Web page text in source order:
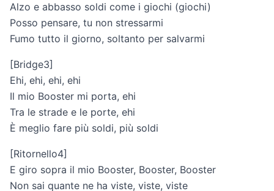
Alzo e abbasso soldi come i giochi (giochi)
Posso pensare, tu non stressarmi
Fumo tutto il giorno, soltanto per salvarmi
[Bridge3]
Ehi, ehi, ehi, ehi
Il mio Booster mi porta, ehi
Tra le strade e le porte, ehi
È meglio fare più soldi, più soldi
[Ritornello4]
E giro sopra il mio Booster, Booster, Booster
Non sai quante ne ha viste, viste, viste